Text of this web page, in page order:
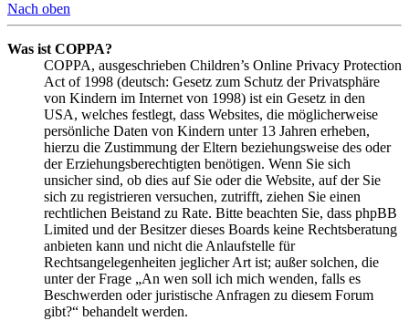
Nach oben
Was ist COPPA?
COPPA, ausgeschrieben Children’s Online Privacy Protection
Act of 1998 (deutsch: Gesetz zum Schutz der Privatsphäre
von Kindern im Internet von 1998) ist ein Gesetz in den
USA, welches festlegt, dass Websites, die möglicherweise
persönliche Daten von Kindern unter 13 Jahren erheben,
hierzu die Zustimmung der Eltern beziehungsweise des oder
der Erziehungsberechtigten benötigen. Wenn Sie sich
unsicher sind, ob dies auf Sie oder die Website, auf der Sie
sich zu registrieren versuchen, zutrifft, ziehen Sie einen
rechtlichen Beistand zu Rate. Bitte beachten Sie, dass phpBB
Limited und der Besitzer dieses Boards keine Rechtsberatung
anbieten kann und nicht die Anlaufstelle für
Rechtsangelegenheiten jeglicher Art ist; außer solchen, die
unter der Frage „An wen soll ich mich wenden, falls es
Beschwerden oder juristische Anfragen zu diesem Forum
gibt?“ behandelt werden.